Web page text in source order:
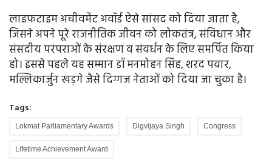
लाइफटाइम अचीवमेंट अवॉर्ड ऐसे सांसद को दिया जाता है,
जिसने अपने पूरे राजनीतिक जीवन को लोकतंत्र, संविधान और
संसदीय परंपराओं के संरक्षण व संवर्धन के लिए समर्पित किया
हो। इससे पहले यह सम्मान डॉ मनमोहन सिंह, शरद पवार,
मल्लिकार्जुन खड़गे जैसे दिग्गज नेताओं को दिया जा चुका है।
Tags:
Lokmat Parliamentary Awards Digvijaya Singh Congress
Lifetime Achievement Award